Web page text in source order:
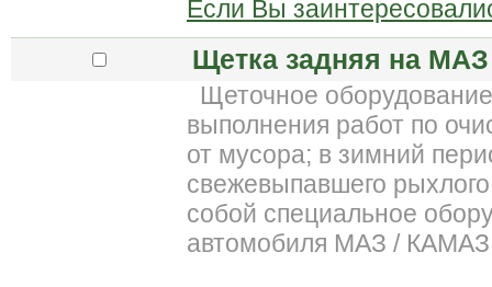
Если Вы
Щетка задняя на
Щеточное
выполнения работ по
от мусора; в зимний
свежевыпавшего
собой специальное
автомобиля МАЗ /